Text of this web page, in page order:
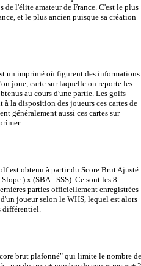
de l'élite amateur de France. C'est le plus
et le plus ancien puisque sa création
un imprimé où figurent des informations
joue, carte sur laquelle on reporte les
au cours d'une partie. Les golfs
à la disposition des joueurs ces cartes de
généralement aussi ces cartes sur
est obtenu à partir du Score Brut Ajusté
) x (SBA - SSS). Ce sont les 8
parties officiellement enregistrées
joueur selon le WHS, lequel est alors
différentiel.
brut plafonné" qui limite le nombre de